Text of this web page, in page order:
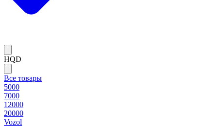
HQD
Все товары
5000
7000
12000
20000
Vozol